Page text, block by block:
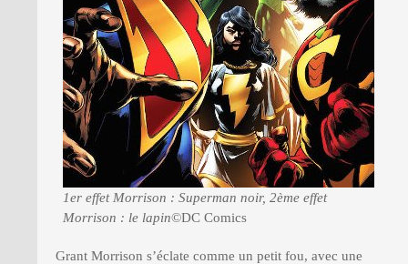
1er effet Morrison : Superman noir, 2ème effet
Morrison : le lapin©DC Comics
Grant Morrison s’éclate comme un petit fou, avec une